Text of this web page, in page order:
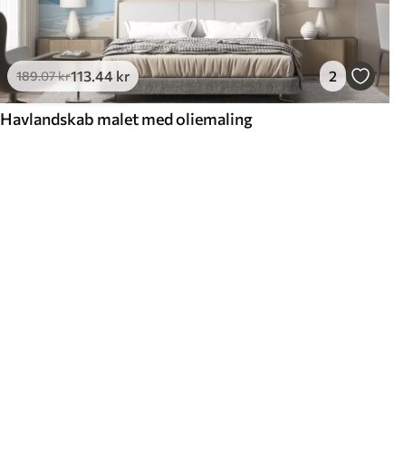
189.07kr113 .44 kr 2
Havlandskab malet med oliemaling